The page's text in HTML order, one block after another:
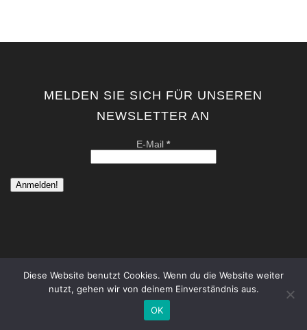
MELDEN SIE SICH FÜR UNSEREN
NEWSLETTER AN
E-Mail*
copyright by kati von schwerin | contemporary artist berlin . all
Datenschutzerklärung
Diese Website benutzt Cookies. Wenn du die Website weiter
nutzt, gehen wir von deinem Einverständnis aus.
OK